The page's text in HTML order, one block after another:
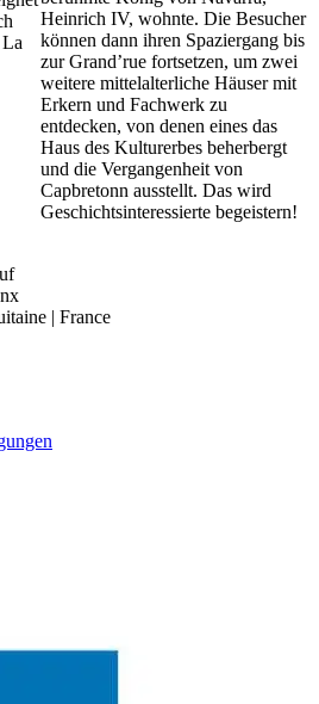
Heinrich IV, wohnte. Die Besucher
können dann ihren Spaziergang bis
zur Grand’rue fortsetzen, um zwei
weitere mittelalterliche Häuser mit
Erkern und Fachwerk zu
entdecken, von denen eines das
Haus des Kulturerbes beherbergt
und die Vergangenheit von
Capbretonn ausstellt. Das wird
Geschichtsinteressierte begeistern!
| France